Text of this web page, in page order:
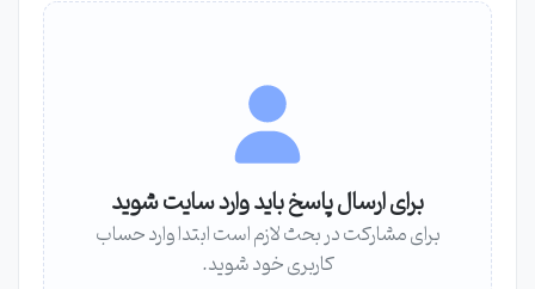
برای ارسال پاسخ باید وارد سایت شوید
برای مشارکت در بحث لازم است ابتدا وارد حساب
کاربری خود شوید.